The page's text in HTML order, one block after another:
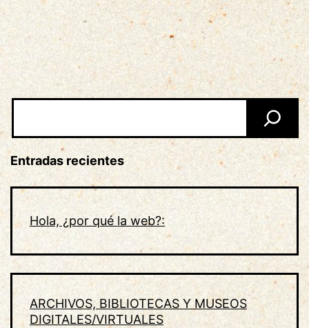
Entradas recientes
Hola, ¿por qué la web?:
ARCHIVOS, BIBLIOTECAS Y MUSEOS
DIGITALES/VIRTUALES